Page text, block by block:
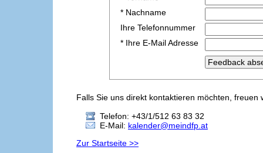
* Nachname
Ihre Telefonnummer
* Ihre E-Mail Adresse
Falls Sie uns direkt kontaktieren möchten,
Telefon: +43/1/512 63 83 32
E-Mail: kalender@meindfp.at
Zur Startseite >>